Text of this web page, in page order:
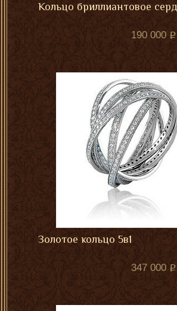
Кольцо бриллиантовое
190 000
Золотое кольцо 5в1
347 000